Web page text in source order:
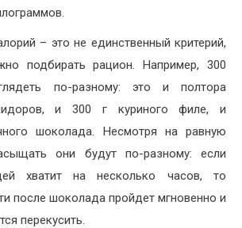
– это не единственный критерий,
подбирать рацион. Например, 300
по-разному: это и полтора
и 300 г куриного филе, и
шоколада. Несмотря на равную
они будут по-разному: если
хватит на несколько часов, то
после шоколада пройдет мгновенно и
перекусить.